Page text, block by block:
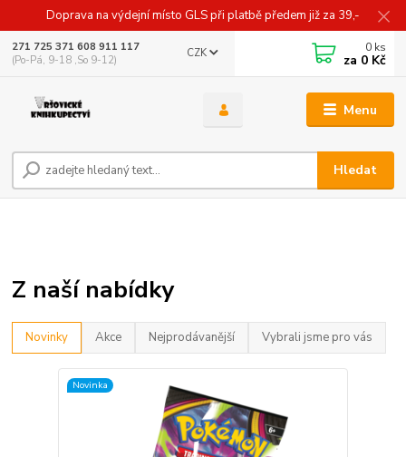
Doprava na výdejní místo GLS při platbě předem již za 39,-
Menu
CZK
Hledat
271 725 371 608 911 117
(Po-Pá, 9-18 ,So 9-12)
0 ks
za 0 Kč
Z naší nabídky
Novinky Akce Nejprodávanější Vybrali jsme pro vás
Novinka